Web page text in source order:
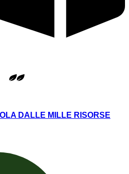
DALLE MILLE RISORSE